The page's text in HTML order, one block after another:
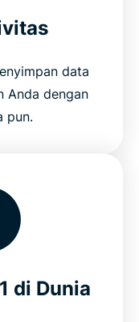
data
Anda dengan
pun.
di Dunia